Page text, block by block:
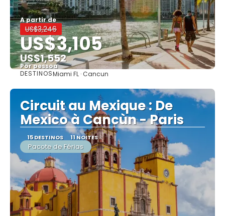
A partir de
US$3,246
US$3,105
US$1,552
Por pessoa
Mostrar
DESTINOSMiami FL · Cancun
Circuit au Mexique : De
Mexico à Cancùn - Paris
15 DESTINOS 11 NOITES
Pacote de Férias